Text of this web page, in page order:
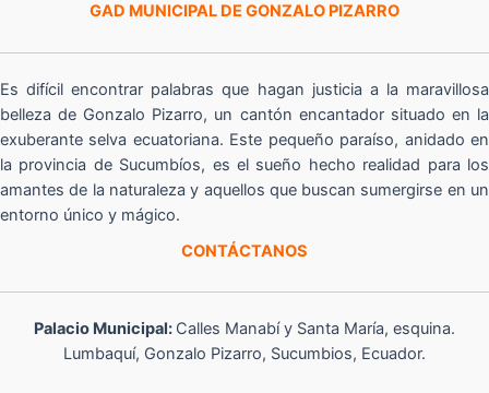
GAD MUNICIPAL DE GONZALO PIZARRO
Es difícil encontrar palabras que hagan justicia a la maravillosa
belleza de Gonzalo Pizarro, un cantón encantador situado en la
exuberante selva ecuatoriana. Este pequeño paraíso, anidado en
la provincia de Sucumbíos, es el sueño hecho realidad para los
amantes de la naturaleza y aquellos que buscan sumergirse en un
entorno único y mágico.
CONTÁCTANOS
Palacio Municipal: Calles Manabí y Santa María, esquina.
Lumbaquí, Gonzalo Pizarro, Sucumbios, Ecuador.